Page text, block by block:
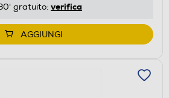
gratuito: verifica
AGGIUNGI